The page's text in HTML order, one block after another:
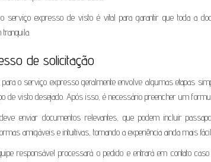
serviço expresso de visto é vital para garantir que toda a
de solicitação
para o serviço expresso geralmente envolve algumas etapas
de visto desejado. Após isso, é necessário preencher um
enviar documentos relevantes, que podem incluir
amigáveis e intuitivas, tornando a experiência ainda mais
responsável processará o pedido e entrará em contato